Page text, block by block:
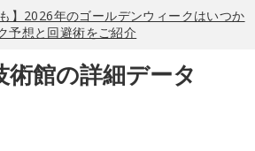
】2026年のゴールデンウィークはいつか
予想と回避術をご紹介
術館の詳細データ